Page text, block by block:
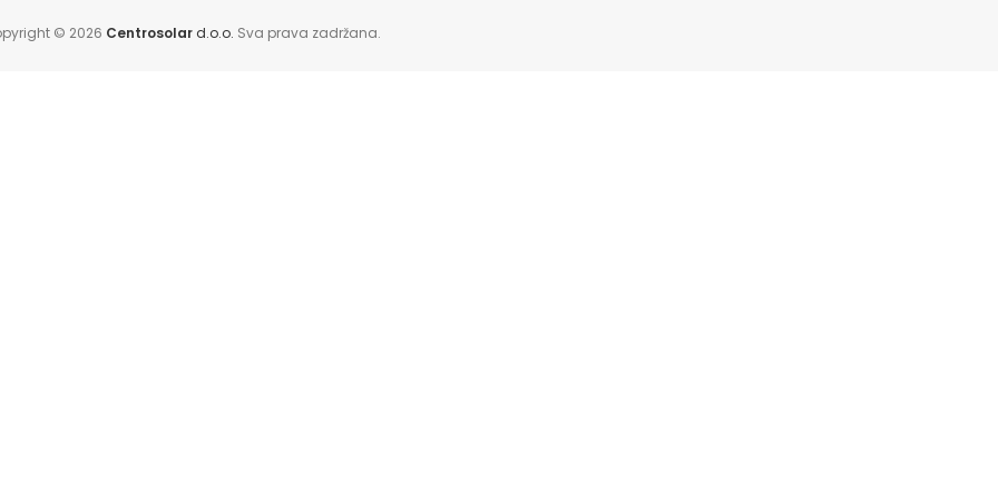
© 2026 Centrosolar d.o.o. Sva prava zadržana.